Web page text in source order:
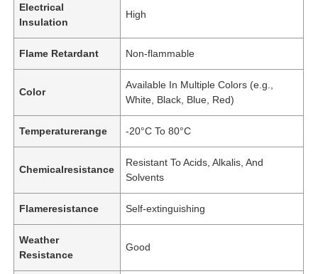
Electrical
Insulation
High
Flame Retardant Non-flammable
Color
Available In Multiple Colors (e.g.,
White, Black, Blue, Red)
Temperaturerange -20°C To 80°C
Chemicalresistance
Resistant To Acids, Alkalis, And
Solvents
Flameresistance Self-extinguishing
Weather
Resistance
Good